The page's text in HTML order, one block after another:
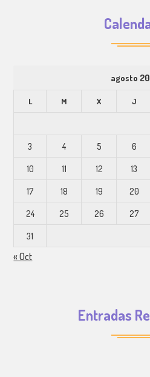
agosto
L M X J
3 4 5 6
10 11 12 13
17 18 19 20
24 25 26 27
31
« Oct
Entradas